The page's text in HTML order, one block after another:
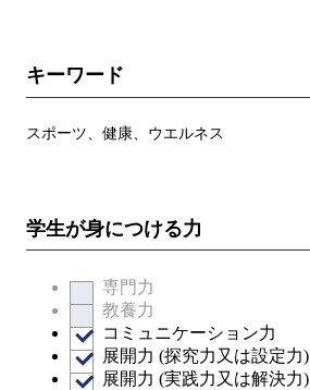
キーワード
スポーツ、健康、ウエルネス
学生が身につける力
専門力
教養力
コミュニケーション力
展開力 (探究力又は設定力)
展開力 (実践力又は解決力)